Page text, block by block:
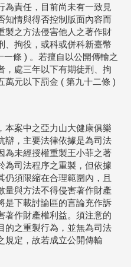
為責任，目前尚未有一致見
知情與得否控制版面內容而
製之方法侵害他人之著作財
、拘役，或科或併科新臺幣
條 ) 。若擅自以公開傳輸之
，處三年以下有期徒刑、拘
萬元以下罰金 ( 第九十二條 )
本案中之亞力山大健康俱樂
辯，主要法律依據是為司法
為未經授權重製王小菲之著
為司法程序之重製，但依據
仍須限縮在合理範圍內，且
量與方法不得侵害著作財產
是下載討論區的言論充作訴
著作財產權利益。須注意的
的之重製行為，並無為司法
規定，故若成立公開傳輸